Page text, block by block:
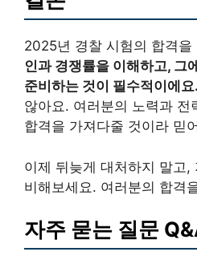
2025년 경찰 시험의 합격을
인과 경쟁률을 이해하고, 그
준비하는 것이 필수적이에요.
않아요. 여러분의 노력과 전
합격을 가져다줄 것이라 믿
이제 뒤늦게 대처하지 말고,
비해보세요. 여러분의 합격
자주 묻는 질문